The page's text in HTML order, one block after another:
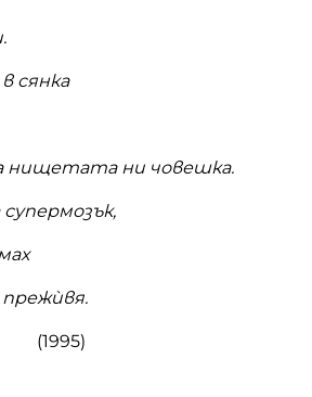
сянка
нищетата ни човешка.